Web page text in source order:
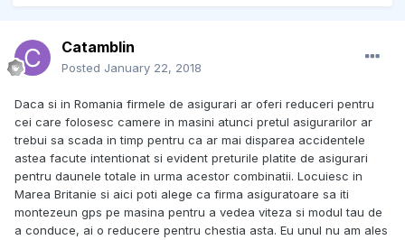
Catamblin
Posted January 22, 2018
Daca si in Romania firmele de asigurari ar oferi reduceri pentru
cei care folosesc camere in masini atunci pretul asigurarilor ar
trebui sa scada in timp pentru ca ar mai disparea accidentele
astea facute intentionat si evident preturile platite de asigurari
pentru daunele totale in urma acestor combinatii. Locuiesc in
Marea Britanie si aici poti alege ca firma asiguratoare sa iti
montezeun gps pe masina pentru a vedea viteza si modul tau de
a conduce, ai o reducere pentru chestia asta. Eu unul nu am ales